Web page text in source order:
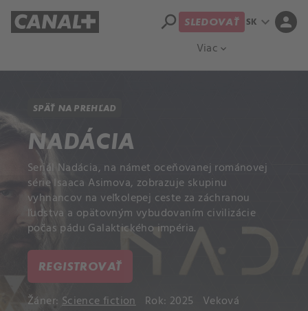
Viac expand_more
search SLEDOVAŤ SK expand_more person
SPÄŤ NA PREHĽAD
NADÁCIA
Seriál Nadácia, na námet oceňovanej románovej
série Isaaca Asimova, zobrazuje skupinu
vyhnancov na veľkolepej ceste za záchranou
ľudstva a opätovným vybudovaním civilizácie
počas pádu Galaktického impéria.
REGISTROVAŤ
Žáner: Science fiction Rok: 2025
Veková